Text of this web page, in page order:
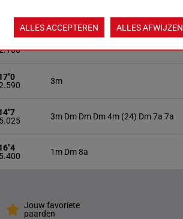
3m
3m Dm Dm Dm 4m (24) Dm 7a 7a
1m Dm 8a
Jouw favoriete
paarden
ALLES ACCEPTEREN ALLES AFWIJZEN